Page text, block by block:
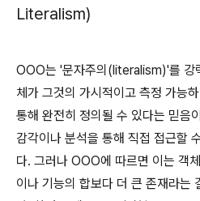
Literalism)
OOO는 '문자주의(literalism)'를 강
체가 그것의 가시적이고 측정 가능
통해 완전히 정의될 수 있다는 믿음
감각이나 분석을 통해 직접 접근할
다. 그러나 OOO에 따르면 이는 객
이나 기능의 합보다 더 큰 존재라는